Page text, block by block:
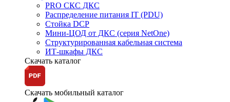
PRO СКС ДКС
Распределение питания IT (PDU)
Стойка DCP
Мини-ЦОД от ДКС (серия NetOne)
Структурированная кабельная система
ИТ-шкафы ДКС
Скачать каталог
Скачать мобильный каталог